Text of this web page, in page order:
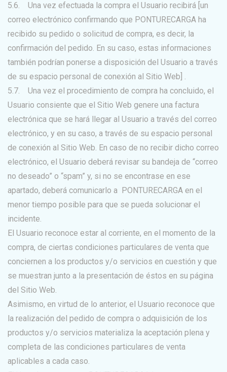
5.6. Una vez efectuada la compra el Usuario recibirá [un
correo electrónico confirmando que PONTURECARGA ha
recibido su pedido o solicitud de compra, es decir, la
confirmación del pedido. En su caso, estas informaciones
también podrían ponerse a disposición del Usuario a través
de su espacio personal de conexión al Sitio Web] .
5.7. Una vez el procedimiento de compra ha concluido, el
Usuario consiente que el Sitio Web genere una factura
electrónica que se hará llegar al Usuario a través del correo
electrónico, y en su caso, a través de su espacio personal
de conexión al Sitio Web. En caso de no recibir dicho correo
electrónico, el Usuario deberá revisar su bandeja de “correo
no deseado” o “spam” y, si no se encontrase en ese
apartado, deberá comunicarlo a PONTURECARGA en el
menor tiempo posible para que se pueda solucionar el
incidente.
El Usuario reconoce estar al corriente, en el momento de la
compra, de ciertas condiciones particulares de venta que
conciernen a los productos y/o servicios en cuestión y que
se muestran junto a la presentación de éstos en su página
del Sitio Web.
Asimismo, en virtud de lo anterior, el Usuario reconoce que
la realización del pedido de compra o adquisición de los
productos y/o servicios materializa la aceptación plena y
completa de las condiciones particulares de venta
aplicables a cada caso.